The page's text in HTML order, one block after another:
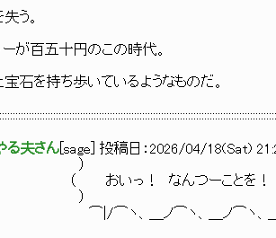
。
百五十円のこの時代。
を持ち歩いているようなものだ。
る夫さん sage ] 投稿日： 2026/04/18(Sat)
！ なんつーことを！
ノ⌒ヽ、＿ノ⌒ヽ、＿